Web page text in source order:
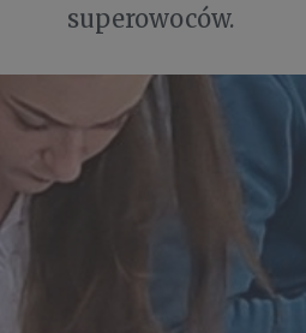
superowoców.